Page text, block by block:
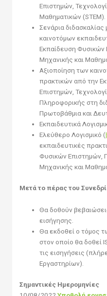
Επιστημών,
Μαθηματικών (STEM).
Σενάρια
καινοτόμων
Εκπαίδευση Φυσικών
Μηχανικής και
Αξιοποίηση των
πρακτικών από την
Επιστημών,
Πληροφορικής στη
Πρωτοβάθμια και
Εκπαιδευτικά
Ελεύθερο Λογισμικό (
εκπαιδευτικές
Φυσικών Επιστημών,
Μηχανικής και
Μετά το πέρας του
Θα δοθούν
εισήγησης.
Θα εκδοθεί ο τόμος
στον οποίο θα δοθεί
τις εισηγήσεις
Εργαστηρίων).
Σημαντικές Ημερομηνίες